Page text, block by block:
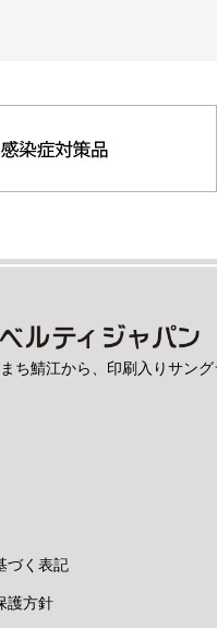
ち鯖江から、印刷入りサン
づく表記
護方針